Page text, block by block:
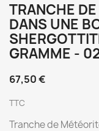
TRANCHE
DANS UNE
GRAMME -
67,50 €
TTC
Tranche de